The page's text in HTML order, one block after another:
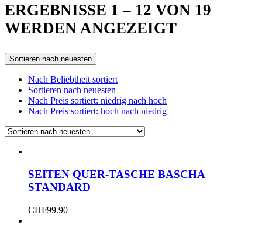
ERGEBNISSE 1 – 12 VON 19
WERDEN ANGEZEIGTSORTED
Sortieren nach neuesten
Nach Beliebtheit sortiert
Sortieren nach neuesten
Nach Preis sortiert: niedrig nach hoch
Nach Preis sortiert: hoch nach niedrig
SEITEN QUER-TASCHE BASCHA
STANDARD
CHF99.90